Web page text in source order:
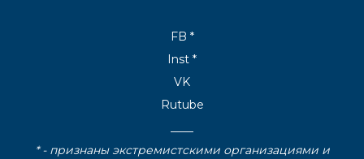
FB *
Inst *
VK
Rutube
* - признаны экстремистскими организациями и